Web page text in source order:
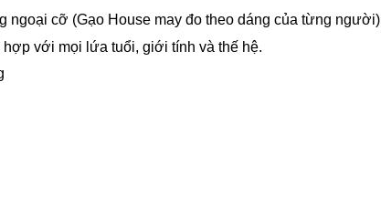
cỡ (Gạo House may đo theo dáng của từng người)
với mọi lứa tuổi, giới tính và thế hệ.